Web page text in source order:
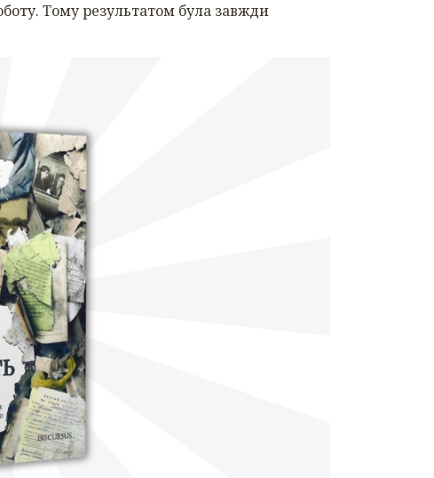
Тому результатом була завжди